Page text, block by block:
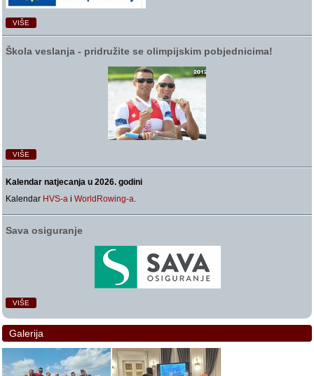
VIŠE
Škola veslanja ‑ pridružite se olimpijskim pobjednicima!
VIŠE
Kalendar natjecanja u 2026. godini
Kalendar HVS-a iWorldRowing-a.
Sava osiguranje
VIŠE
Galerija